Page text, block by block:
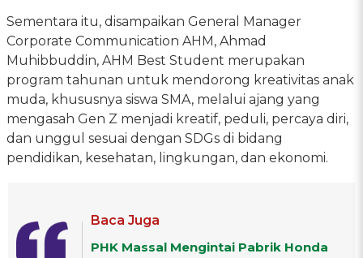
Sementara itu, disampaikan General Manager
Corporate Communication AHM, Ahmad
Muhibbuddin, AHM Best Student merupakan
program tahunan untuk mendorong kreativitas anak
muda, khususnya siswa SMA, melalui ajang yang
mengasah Gen Z menjadi kreatif, peduli, percaya diri,
dan unggul sesuai dengan SDGs di bidang
pendidikan, kesehatan, lingkungan, dan ekonomi.
Baca Juga
PHK Massal Mengintai Pabrik Honda